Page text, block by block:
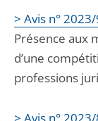
> Avis n°
Présence aux
d’une
professions